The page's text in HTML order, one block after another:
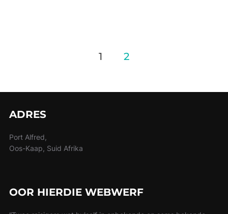
1 2
ADRES
Port Alfred,
Oos-Kaap, Suid Afrika
OOR HIERDIE WEBWERF